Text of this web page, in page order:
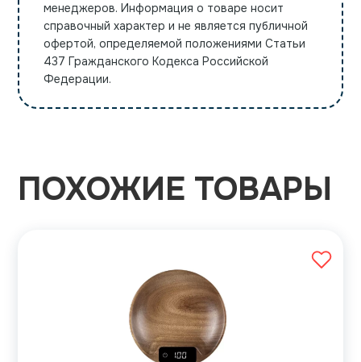
менеджеров. Информация о товаре носит
справочный характер и не является публичной
офертой, определяемой положениями Статьи
437 Гражданского Кодекса Российской
Федерации.
ПОХОЖИЕ ТОВАРЫ